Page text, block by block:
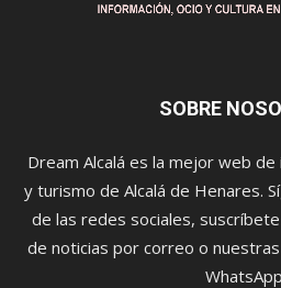
SOBRE
Dream Alcalá es la mejor web
y turismo de Alcalá de Henares.
de las redes sociales,
de noticias por correo o